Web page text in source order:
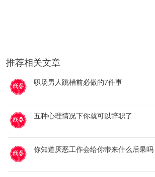
推荐相关文章
职场男人跳槽前必做的7件事
五种心理情况下你就可以辞职了
你知道厌恶工作会给你带来什么后果吗